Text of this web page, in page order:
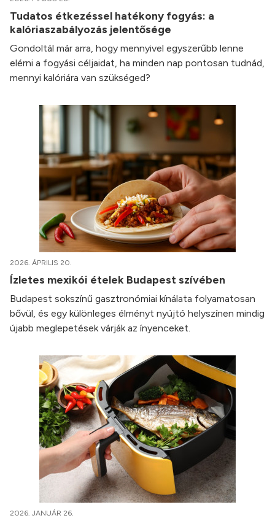
Tudatos étkezéssel hatékony fogyás: a
kalóriaszabályozás jelentősége
Gondoltál már arra, hogy mennyivel egyszerűbb lenne
elérni a fogyási céljaidat, ha minden nap pontosan tudnád,
mennyi kalóriára van szükséged?
2026. ÁPRILIS 20.
Ízletes mexikói ételek Budapest szívében
Budapest sokszínű gasztronómiai kínálata folyamatosan
bővül, és egy különleges élményt nyújtó helyszínen mindig
újabb meglepetések várják az ínyenceket.
2026. JANUÁR 26.